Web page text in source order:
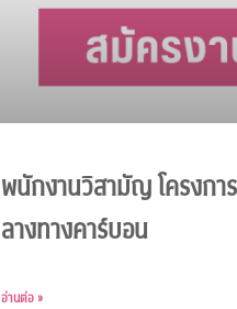
พนักงานวิสามัญ โครงกา
ลางทางคาร์บอน
อ่านต่อ »